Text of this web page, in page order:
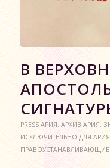
В
PRESS АРИЯ,АРХИВ АРИЯ,
ИСКЛЮЧИТЕЛЬНО ДЛЯ АРИЯ